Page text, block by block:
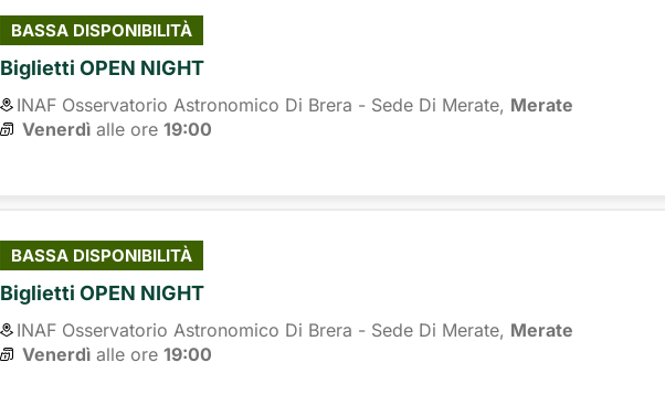
BASSA DISPONIBILITÀ
Biglietti OPEN NIGHT
INAF Osservatorio Astronomico Di Brera - Sede Di Merate, Merate
Venerdìalle ore 19:00
BASSA DISPONIBILITÀ
Biglietti OPEN NIGHT
INAF Osservatorio Astronomico Di Brera - Sede Di Merate, Merate
Venerdìalle ore 19:00